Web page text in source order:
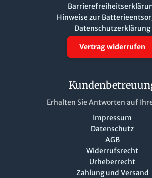
Hinweise zur
Datenschutzerklärung
Vertrag widerrufen
Erhalten Sie Antworten auf
Impressum
Datenschutz
AGB
Widerrufsrecht
Urheberrecht
Zahlung und Versand